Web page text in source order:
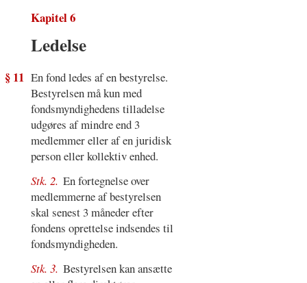
Kapitel 6
Ledelse
§ 11 En fond ledes af en bestyrelse.
Bestyrelsen må kun med
fondsmyndighedens tilladelse
udgøres af mindre end 3
medlemmer eller af en juridisk
person eller kollektiv enhed.
Stk. 2. En fortegnelse over
medlemmerne af bestyrelsen
skal senest 3 måneder efter
fondens oprettelse indsendes til
fondsmyndigheden.
Stk. 3. Bestyrelsen kan ansætte